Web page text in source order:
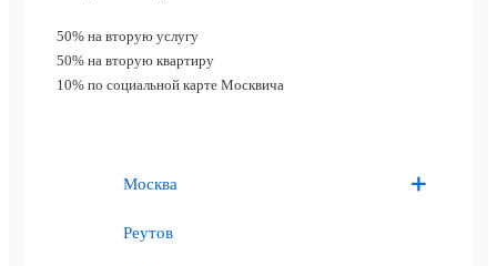
50% на вторую услугу
50% на вторую квартиру
10% по социальной карте Москвича
Москва
Реутов